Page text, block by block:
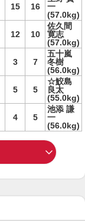
15 16
一
(57.0kg)
12 10
佐久間
寛志
(57.0kg)
3 7
五十嵐
冬樹
(56.0kg)
5 5
☆鮫島
良太
(55.0kg)
4 5
池添 謙
一
(56.0kg)